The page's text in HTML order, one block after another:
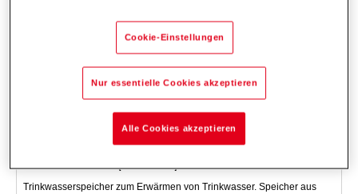
MultiVal ERR (300-500)
Trinkwasserspeicher zum Erwärmen von Trinkwasser. Speicher aus
Cookie-Einstellungen
Nur essentielle Cookies akzeptieren
Alle Cookies akzeptieren